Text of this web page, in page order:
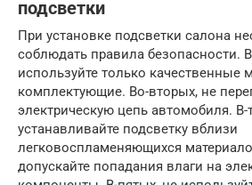
подсветки
При установке подсветки салона
соблюдать правила безопасности.
используйте только качественные
комплектующие. Во-вторых, не
электрическую цепь автомобиля. В-
устанавливайте подсветку вблизи
легковоспламеняющихся
допускайте попадания влаги на